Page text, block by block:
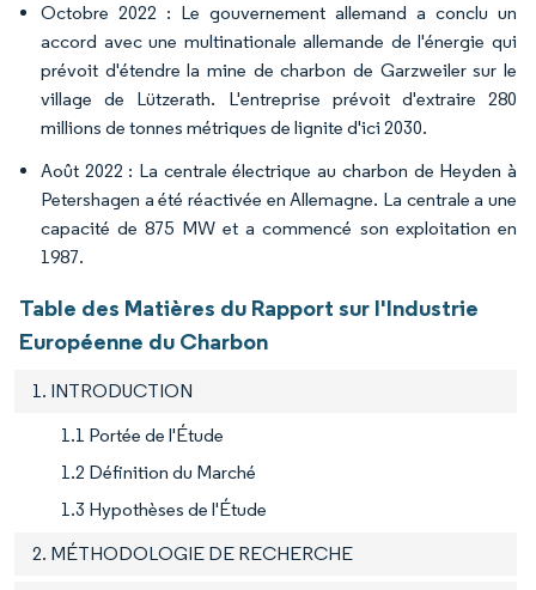
Octobre 2022 : Le gouvernement allemand a conclu un
accord avec une multinationale allemande de l'énergie qui
prévoit d'étendre la mine de charbon de Garzweiler sur le
village de Lützerath. L'entreprise prévoit d'extraire 280
millions de tonnes métriques de lignite d'ici 2030.
Août 2022 : La centrale électrique au charbon de Heyden à
Petershagen a été réactivée en Allemagne. La centrale a une
capacité de 875 MW et a commencé son exploitation en
1987.
Table des Matières du Rapport sur l'Industrie
Européenne du Charbon
1. INTRODUCTION
1.1 Portée de l'Étude
1.2 Définition du Marché
1.3 Hypothèses de l'Étude
2. MÉTHODOLOGIE DE RECHERCHE